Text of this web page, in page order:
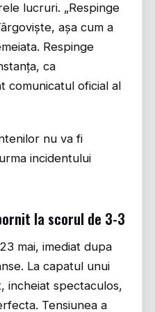
lucruri. „Respinge
așa cum a
Respinge
ca
comunicatul oficial al
nu va fi
incidentului
la scorul de 3-3
mai, imediat dupa
La capatul unui
incheiat spectaculos,
Tensiunea a